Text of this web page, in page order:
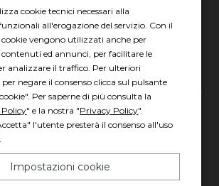
LT
Auto Spa a socio unico
- 00146 Roma
cookie tecnici necessari alla
all'erogazione del servizio. Con il
cookie vengono utilizzati anche per
ed annunci, per facilitare le
analizzare il traffico. Per ulteriori
negare il consenso clicca sul pulsante
Per saperne di più consulta la
Policy" e la nostra "Privacy Policy".
l'utente presterà il consenso all'uso
Impostazioni cookie